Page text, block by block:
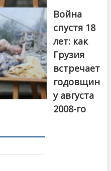
Первый канал
Война
спустя 18
лет: как
Грузия
встречает
годовщин
у августа
2008-го